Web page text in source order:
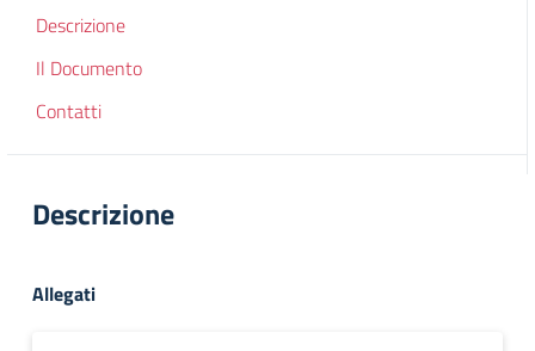
Descrizione
Il Documento
Contatti
Descrizione
Allegati